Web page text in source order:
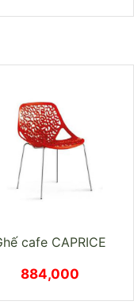
cafe CAPRICE
884,000